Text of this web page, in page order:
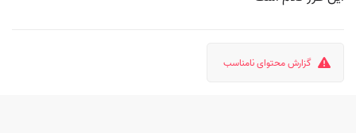
گزارش محتوای نامناسب